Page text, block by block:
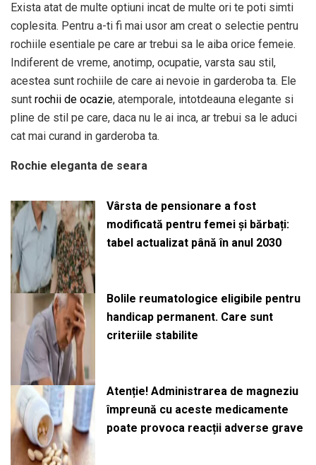
Exista atat de multe optiuni incat de multe ori te poti simti
coplesita. Pentru a-ti fi mai usor am creat o selectie pentru
rochiile esentiale pe care ar trebui sa le aiba orice femeie.
Indiferent de vreme, anotimp, ocupatie, varsta sau stil,
acestea sunt rochiile de care ai nevoie in garderoba ta. Ele
sunt rochii de ocazie, atemporale, intotdeauna elegante si
pline de stil pe care, daca nu le ai inca, ar trebui sa le aduci
cat mai curand in garderoba ta.
Rochie eleganta de seara
Vârsta de pensionare a fost
modificată pentru femei și bărbați:
tabel actualizat până în anul 2030
Bolile reumatologice eligibile pentru
handicap permanent. Care sunt
criteriile stabilite
Atenție! Administrarea de magneziu
împreună cu aceste medicamente
poate provoca reacții adverse grave